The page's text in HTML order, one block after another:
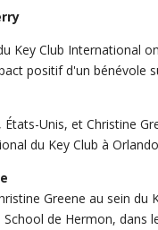
Key Club International
positif d'un bénévole
États-Unis, et Christine
du Key Club à
Greene au sein
de Hermon, dans